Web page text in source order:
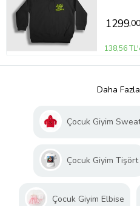
1299
138,56
Daha
Çocuk Giyim
Çocuk Giyim Tişört
Çocuk Giyim Elbise